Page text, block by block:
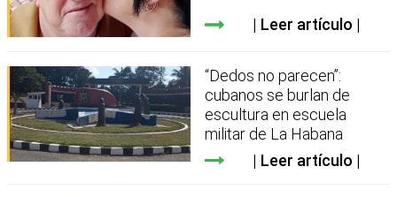
Leer artículo
“Dedos no parecen”:
cubanos se burlan de
escultura en escuela
militar de La Habana
Leer artículo